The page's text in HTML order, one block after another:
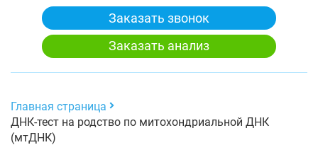
Заказать звонок
Заказать анализ
Главная страница
ДНК-тест на родство по митохондриальной ДНК
(мтДНК)